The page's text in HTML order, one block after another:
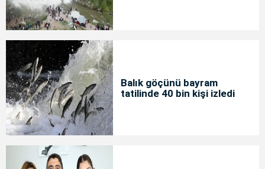
Balık göçünü bayram
tatilinde 40 bin kişi izledi